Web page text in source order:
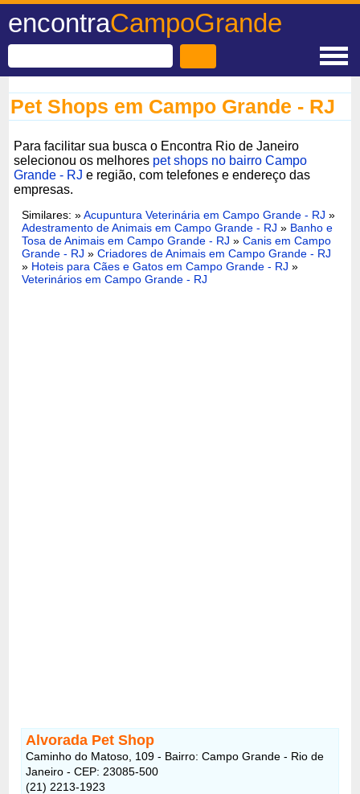
encontraCampoGrande
Pet Shops em Campo Grande - RJ
Para facilitar sua busca o Encontra Rio de Janeiro
selecionou os melhores pet shops no bairro Campo
Grande - RJ e região, com telefones e endereço das
empresas.
Similares: »Acupuntura Veterinária em Campo Grande - RJ »
Adestramento de Animais em Campo Grande - RJ » Banho e
Tosa de Animais em Campo Grande - RJ »Canis em Campo
Grande - RJ »Criadores de Animais em Campo Grande - RJ
» Hoteis para Cães e Gatos em Campo Grande - RJ »
Veterinários em Campo Grande - RJ
Alvorada Pet Shop
Caminho do Matoso, 109 - Bairro: Campo Grande - Rio de
Janeiro - CEP: 23085-500
(21) 2213-1923